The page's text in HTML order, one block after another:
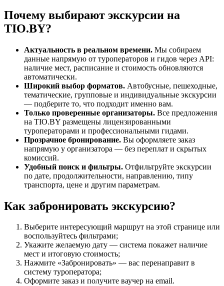
Почему выбирают экскурсии на
TIO.BY?
Актуальность в реальном времени. Мы собираем
данные напрямую от туроператоров и гидов через API:
наличие мест, расписание и стоимость обновляются
автоматически.
Широкий выбор форматов. Автобусные, пешеходные,
тематические, групповые и индивидуальные экскурсии
— подберите то, что подходит именно вам.
Только проверенные организаторы. Все предложения
на TIO.BY размещены лицензированными
туроператорами и профессиональными гидами.
Прозрачное бронирование. Вы оформляете заказ
напрямую у организатора — без переплат и скрытых
комиссий.
Удобный поиск и фильтры. Отфильтруйте экскурсии
по дате, продолжительности, направлению, типу
транспорта, цене и другим параметрам.
Как забронировать экскурсию?
Выберите интересующий маршрут на этой странице или
воспользуйтесь фильтрами;
Укажите желаемую дату — система покажет наличие
мест и итоговую стоимость;
Нажмите «Забронировать» — вас перенаправит в
систему туроператора;
Оформите заказ и получите ваучер на email.